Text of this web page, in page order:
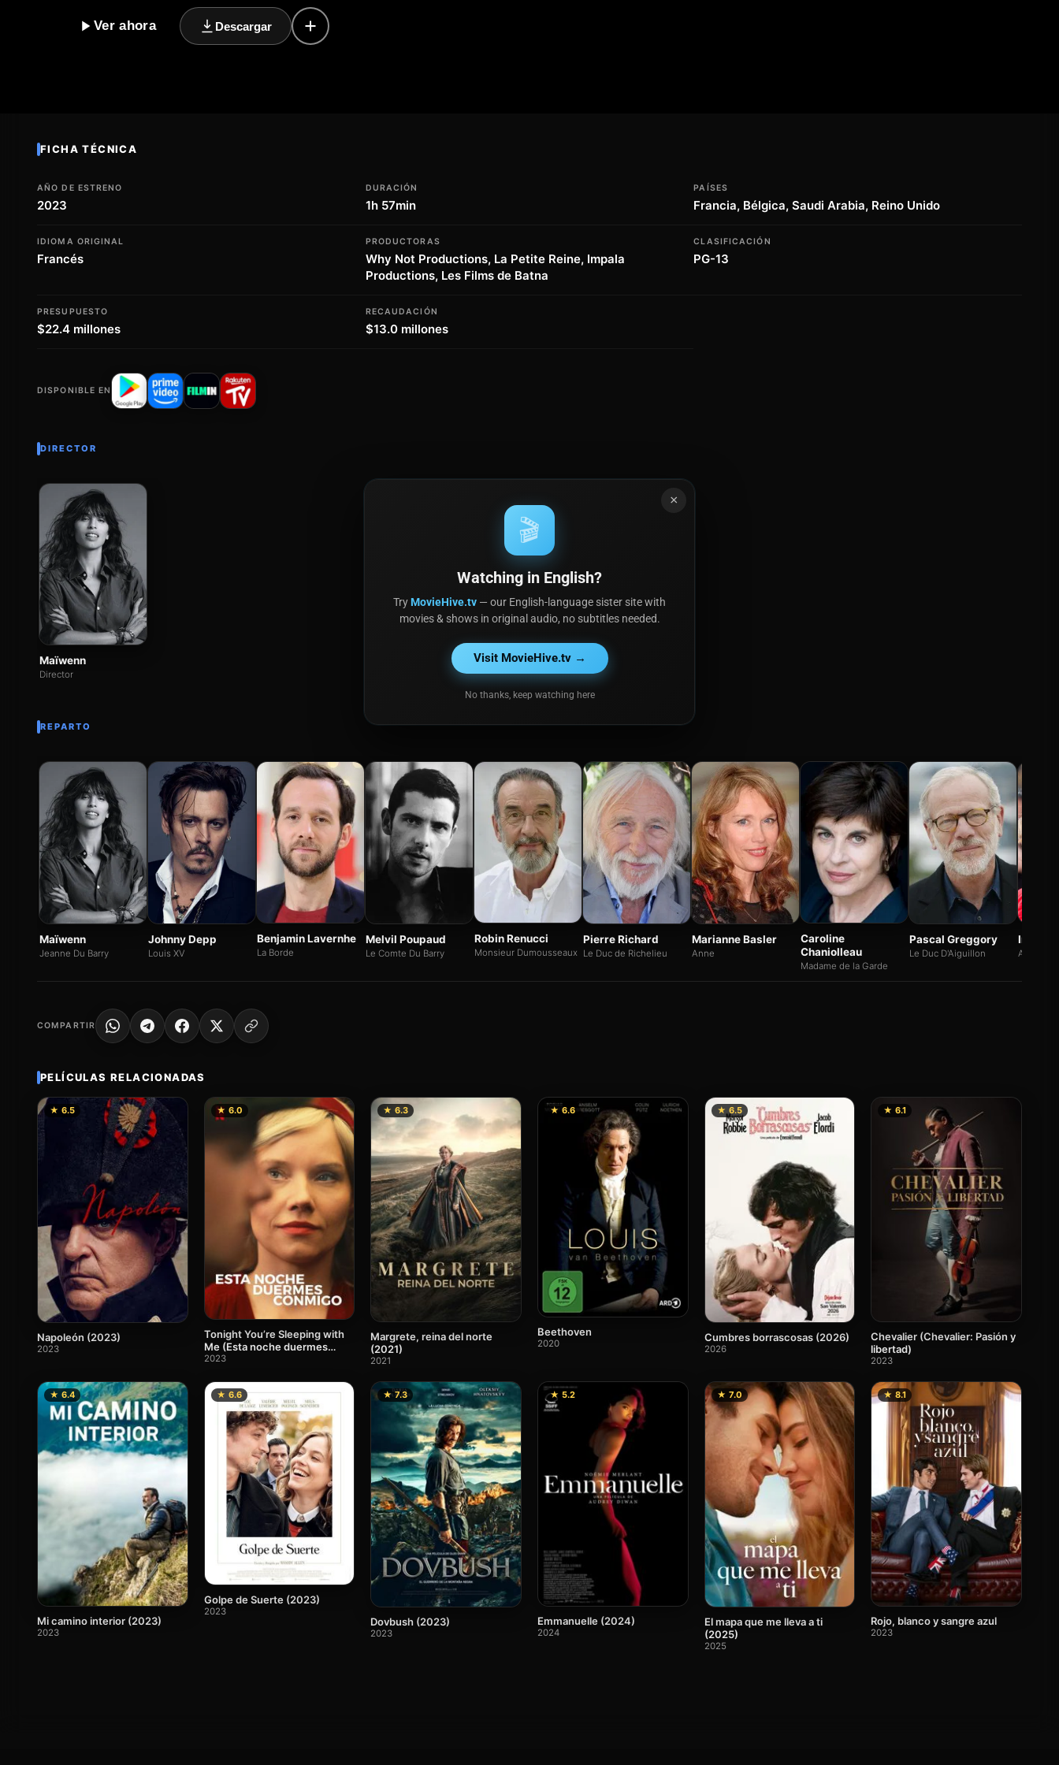
de la vida en la corte real y los conflictos que surgían en ella. La favorita del rey es una película
que combina el romance y la política, ofreciendo una visión fascinante de la historia y la
Ver ahora Descargar
FICHA TÉCNICA
AÑO DE ESTRENO
2023
DURACIÓN
1h 57min
PAÍSES
Francia, Bélgica, Saudi Arabia, Reino Unido
IDIOMA ORIGINAL
Francés
PRODUCTORAS
Why Not Productions, La Petite Reine, Impala
Productions, Les Films de Batna
CLASIFICACIÓN
PG-13
PRESUPUESTO
$22.4 millones
RECAUDACIÓN
$13.0 millones
DISPONIBLE EN
DIRECTOR
Maïwenn
Director
REPARTO
Maïwenn
Jeanne Du Barry
Johnny Depp
Louis XV
Benjamin Lavernhe
La Borde
Melvil Poupaud
Le Comte Du Barry
Robin Renucci
Monsieur Dumousseaux
Pierre Richard
Le Duc de Richelieu
Marianne Basler
Anne
Caroline
Chaniolleau
Madame de la Garde
Pascal Greggory
Le Duc D'Aiguillon
India
Adélaïde
COMPARTIR
PELÍCULAS RELACIONADAS
★ 6.5
Napoleón (2023)
2023
★ 6.0
Tonight You’re Sleeping with
Me (Esta noche duermes
conmigo)
2023
★ 6.3
Margrete, reina del norte
(2021)
2021
★ 6.6
Beethoven
2020
★ 6.5
Cumbres borrascosas (2026)
2026
★ 6.1
Chevalier (Chevalier: Pasión y
libertad)
2023
★ 6.4
Mi camino interior (2023)
2023
★ 6.6
Golpe de Suerte (2023)
2023
★ 7.3
Dovbush (2023)
2023
★ 5.2
Emmanuelle (2024)
2024
★ 7.0
El mapa que me lleva a ti
(2025)
2025
★ 8.1
Rojo, blanco y sangre azul
2023
×
🎬
Watching in English?
TryMovieHive.tv — our English-language sister site with
movies & shows in original audio, no subtitles needed.
Visit MovieHive.tv →
No thanks, keep watching here